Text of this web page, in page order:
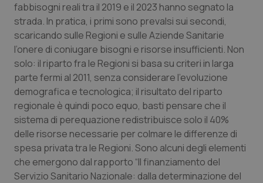
Emilia-Romagna
Friuli Venezia Giulia
Lazio
Liguria
Lombardia
Marche
Colesterolo & coronaropatie
Dermatite Atopica
Diabete & glucometri
Disturbi dell’umore
Dolore
Donna & Salute
fabbisogni reali tra il 2019 e il 2023 hanno segnato la
strada. In pratica, i primi sono prevalsi sui secondi,
scaricando sulle Regioni e sulle Aziende Sanitarie
l’onere di coniugare bisogni e risorse insufficienti. Non
solo: il riparto fra le Regioni si basa su criteri in larga
parte fermi al 2011, senza considerare l’evoluzione
demografica e tecnologica; il risultato del riparto
regionale è quindi poco equo, basti pensare che il
sistema di perequazione redistribuisce solo il 40%
delle risorse necessarie per colmare le differenze di
spesa privata tra le Regioni. Sono alcuni degli elementi
che emergono dal rapporto “Il finanziamento del
Servizio Sanitario Nazionale: dalla determinazione del